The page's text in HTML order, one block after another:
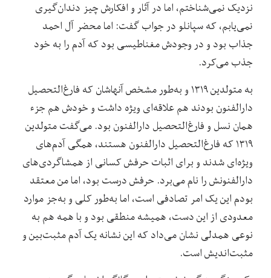
نزدیک نمی‌شناختم، اما در آثار و افکارش چیز دندان‌گیری
نمی‌یابم، که سپانلو در جواب گفت: اما محضر آل احمد
جذاب بود و در وجودش مغناطیسی بود که آدم را به خود
جذب می‌کرد.
به متولدین ۱۳۱۹ و به‌طور مشخص آنهاشان که فارغ‌التحصیل
دارالفنون بودند هم علاقه‌ای ویژه داشت و خودش هم جزء
همان نسل و فارغ‌التحصیل دارالفنون بود. می‌گفت متولدین
۱۳۱۹ که فارغ‌التحصیل دارالفنون هستند، همگی آدم‌های
ویژه‌ای شدند و برای اثبات حرفش کسانی از همشاگردی‌های
دارالفنونش را نام می‌برد. حرفش درست بود، اما من معتقد
بودم این یک امر تصادفی است، اما به‌طور کلی و به‌جز موارد
معدودی از این دست، همیشه منطقی بود و با همه هم به
نوعی همدلی نشان می‌داد که این نشانه یک آدم مثبت‌بین و
مثبت‌اندیش است.